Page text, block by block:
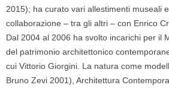
2015); ha curato vari allestimenti museali
collaborazione – tra gli altri – con Enrico
Dal 2004 al 2006 ha svolto incarichi per il
del patrimonio architettonico
cui Vittorio Giorgini. La natura come
Bruno Zevi 2001), Architettura